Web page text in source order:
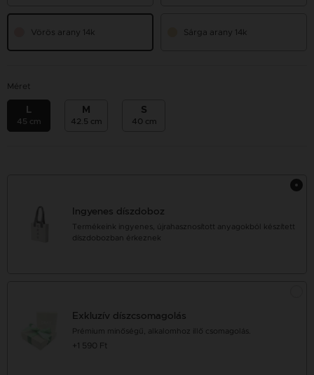
Vörös arany 14k Sárga arany 14k
Méret
L
45 cm
M
42.5 cm
S
40 cm
Ingyenes díszdoboz
Termékeink ingyenes, újrahasznosított anyagokból készített
díszdobozban érkeznek
Exkluzív díszcsomagolás
Prémium minőségű, alkalomhoz illő csomagolás.
+1 590 Ft